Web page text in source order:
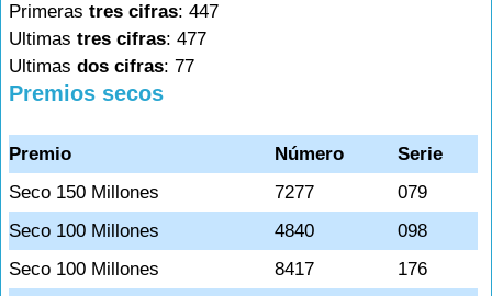
Primeras tres cifras: 447
Ultimas tres cifras: 477
Ultimas dos cifras: 77
Premios secos
Premio Número
Serie
Seco 150 Millones
7277
079
Seco 100 Millones
4840
098
Seco 100 Millones
8417
176